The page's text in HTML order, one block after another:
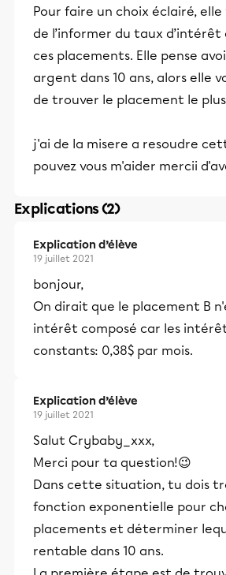
Pour faire un choix éclairé, elle
de l’informer du taux d’intérêt
ces placements. Elle pense
argent dans 10 ans, alors elle
de trouver le placement le
j'ai de la misere a resoudre
pouvez vous m'aider mercii
Explications (2)
Explication d’élève
19 juillet 2021
bonjour,
On dirait que le placement B
intérêt composé car les
constants: 0,38$ par mois.
Explication d’élève
19 juillet 2021
Salut Crybaby_xxx,
Merci pour ta question!😉
Dans cette situation, tu dois
fonction exponentielle pour
placements et déterminer
rentable dans 10 ans.